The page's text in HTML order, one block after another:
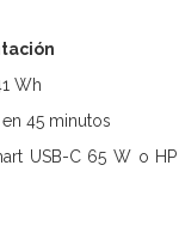
Wh
45 minutos
USB-C 65 W o